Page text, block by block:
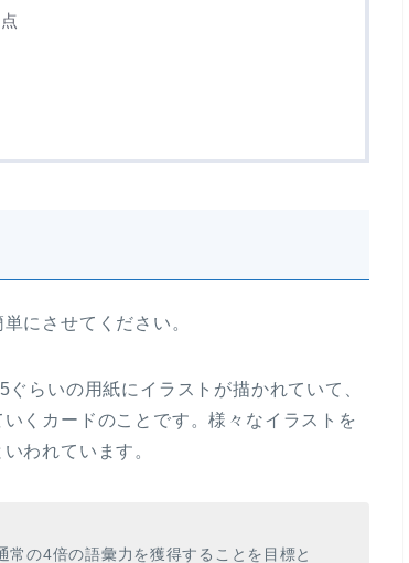
にさせてください。
らいの用紙にイラストが描かれていて、
くカードのことです。様々なイラストを
われています。
の4倍の語彙力を獲得することを目標と